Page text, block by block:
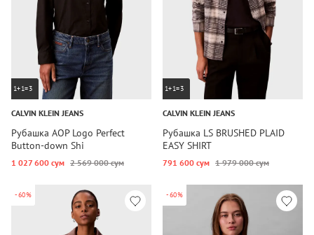
1+1=3
CALVIN KLEIN JEANS
Рубашка AOP Logo Perfect
Button-down Shi
1 027 600 сум 2 569 000 сум
1+1=3
CALVIN KLEIN JEANS
Рубашка LS BRUSHED PLAID
EASY SHIRT
791 600 сум 1 979 000 сум
-60% -60%